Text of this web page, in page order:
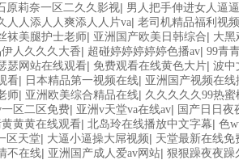
原莉奈一区二久久影视| 男人把手伸进女人逼
人人添人人爽添人人片va| 老司机精品福利视
袜美腿护士老师| 亚洲国产欧美日韩综合| 大黑
人久久久大香| 超碰婷婷婷婷婷色播av| 99青
瑟网站在线观看| 免费观看在线黄色大片| 波中
看| 日本精品第一视频在线| 亚洲国产视频在线
师| 亚洲欧美综合精品在线| 久久久久久99热蜜
一区二区免费| 亚洲v天堂va在线av| 国产日日夜
黄黄在线观看| 北岛玲在线播放中文字幕| 色
区天堂| 大逼小逼操大屌视频| 天堂最新在线免
不在线| 亚洲国产成人爱av网站| 狠狠躁夜夜躁